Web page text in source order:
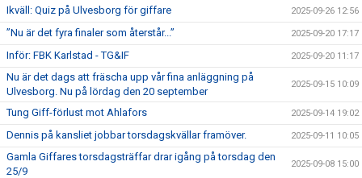
Ikväll: Quiz på Ulvesborg för giffare 2025-09-26 12:56
”Nu är det fyra finaler som återstår...” 2025-09-20 17:17
Inför: FBK Karlstad - TG&IF 2025-09-20 11:17
Nu är det dags att fräscha upp vår fina anläggning på
Ulvesborg. Nu på lördag den 20 september
2025-09-15 10:09
Tung Giff-förlust mot Ahlafors 2025-09-14 19:02
Dennis på kansliet jobbar torsdagskvällar framöver. 2025-09-11 10:05
Gamla Giffares torsdagsträffar drar igång på torsdag den
25/9
2025-09-08 15:00